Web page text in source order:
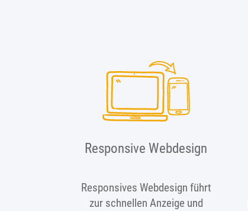
Responsive Webdesign
Responsives Webdesign führt
zur schnellen Anzeige und